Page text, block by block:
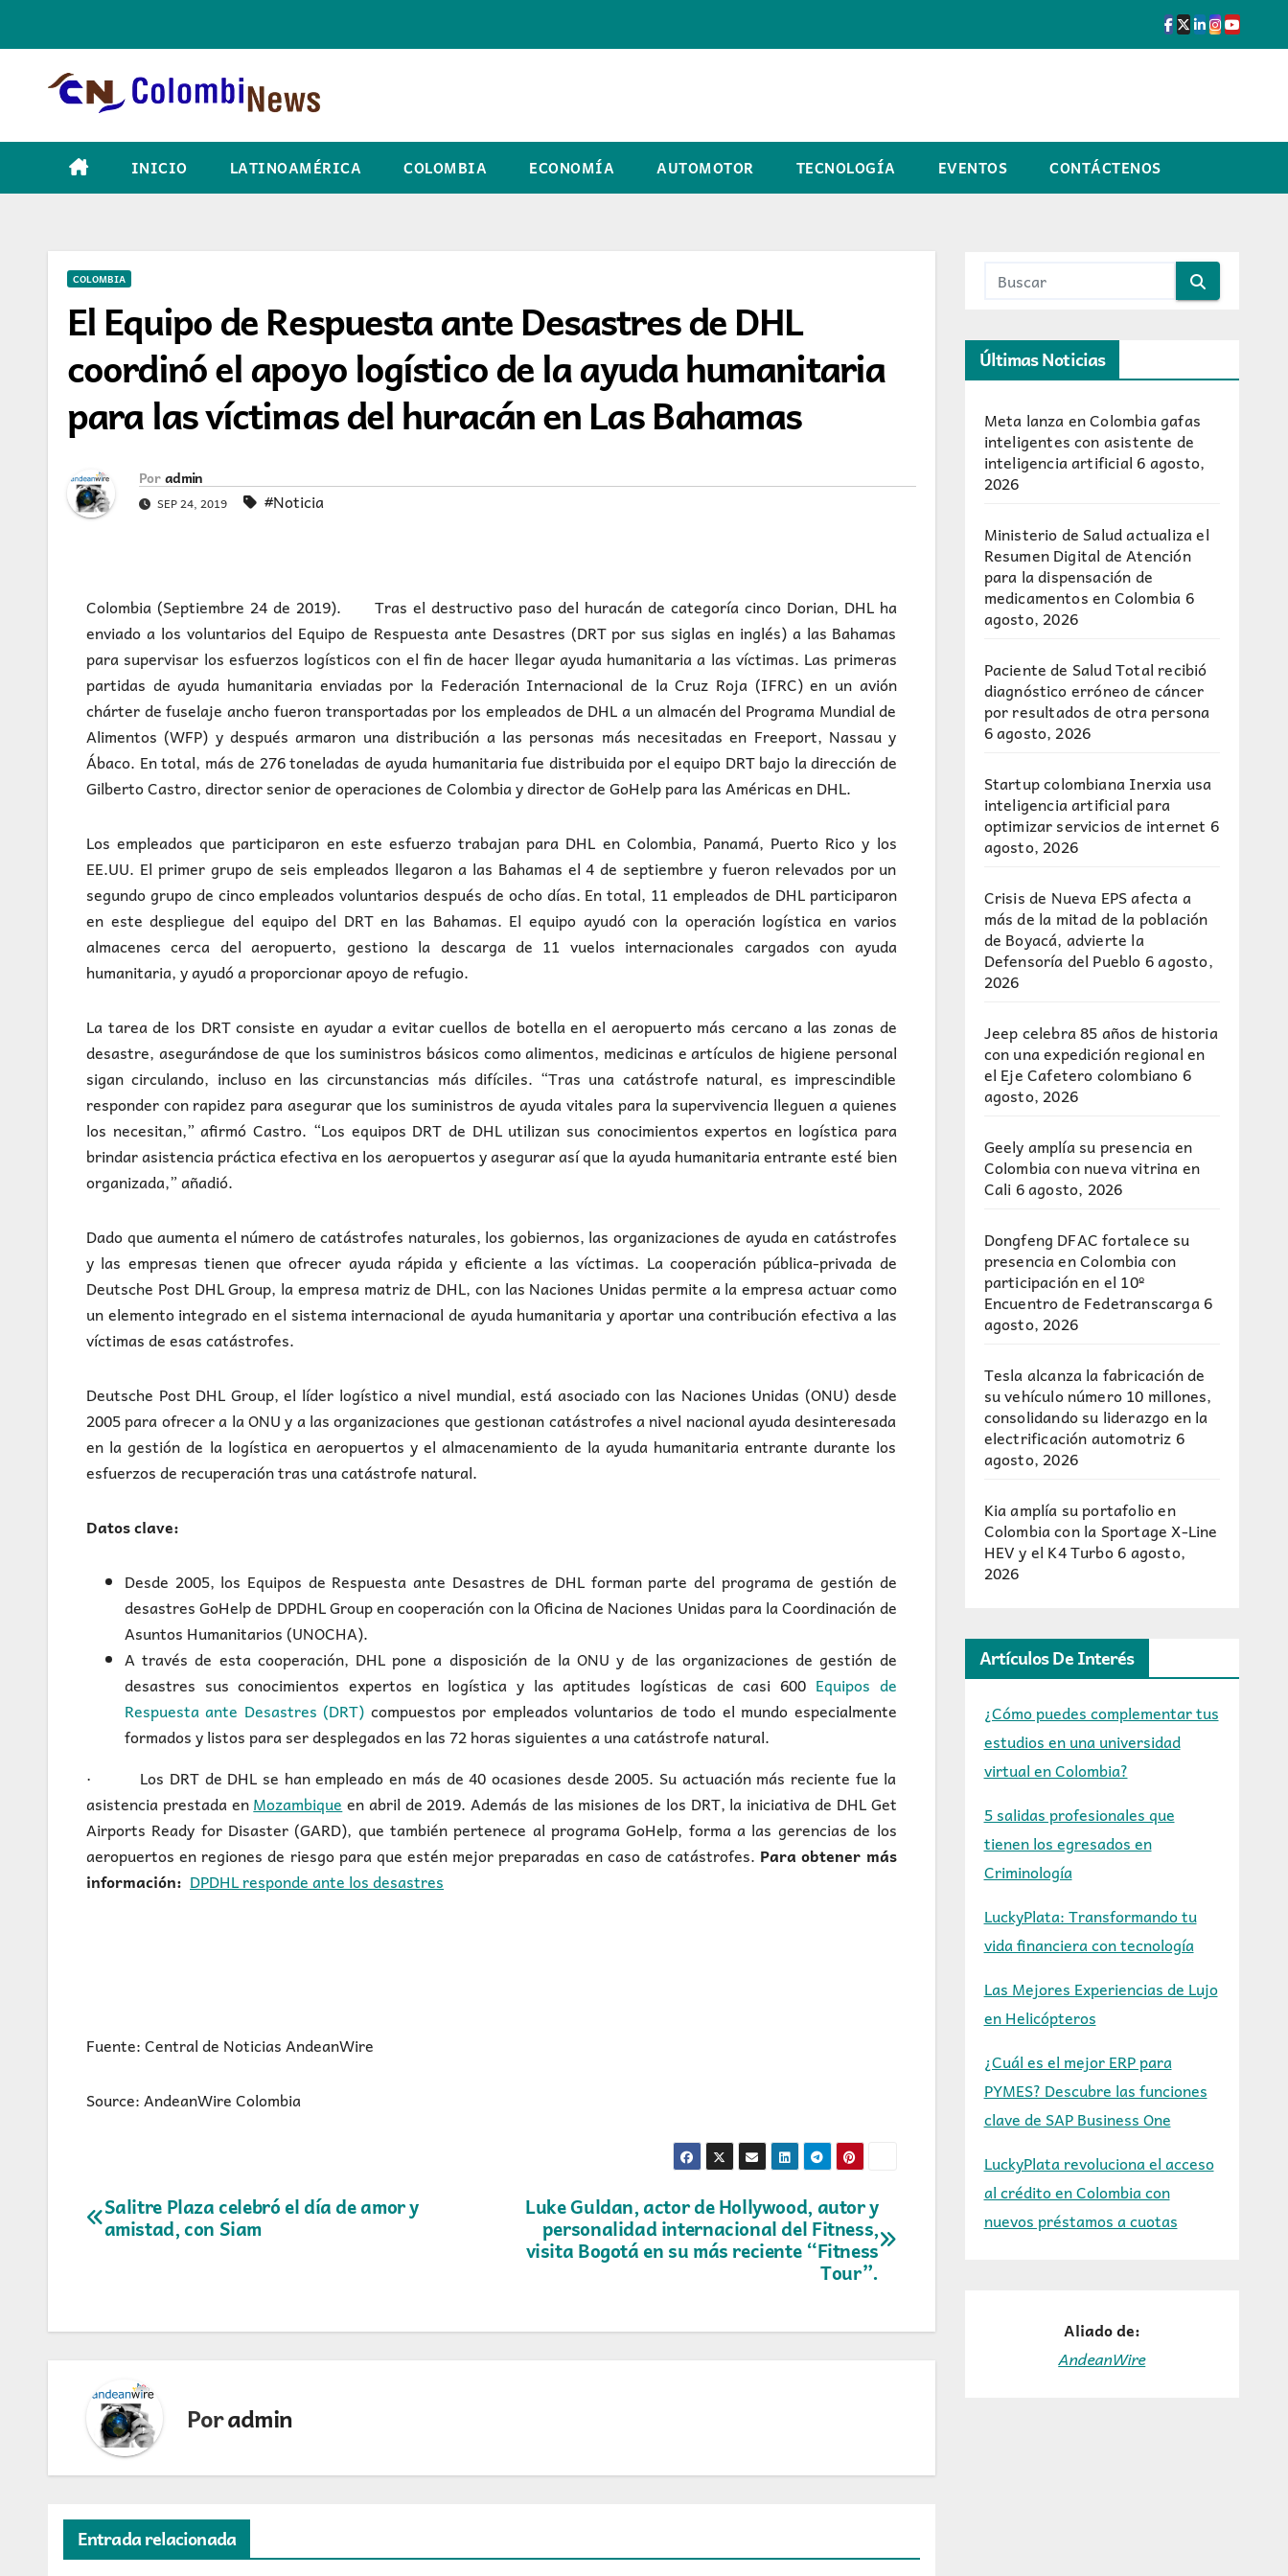
INICIO LATINOAMÉRICA COLOMBIA ECONOMÍA AUTOMOTOR TECNOLOGÍA EVENTOS CONTÁCTENOS
COLOMBIA
El Equipo de Respuesta ante Desastres de DHL
coordinó el apoyo logístico de la ayuda humanitaria
para las víctimas del huracán en Las Bahamas
Por admin
SEP 24, 2019 #Noticia
Colombia (Septiembre 24 de 2019). Tras el destructivo paso del huracán de categoría cinco Dorian, DHL ha
enviado a los voluntarios del Equipo de Respuesta ante Desastres (DRT por sus siglas en inglés) a las Bahamas
para supervisar los esfuerzos logísticos con el fin de hacer llegar ayuda humanitaria a las víctimas. Las primeras
partidas de ayuda humanitaria enviadas por la Federación Internacional de la Cruz Roja (IFRC) en un avión
chárter de fuselaje ancho fueron transportadas por los empleados de DHL a un almacén del Programa Mundial de
Alimentos (WFP) y después armaron una distribución a las personas más necesitadas en Freeport, Nassau y
Ábaco. En total, más de 276 toneladas de ayuda humanitaria fue distribuida por el equipo DRT bajo la dirección de
Gilberto Castro, director senior de operaciones de Colombia y director de GoHelp para las Américas en DHL.
Los empleados que participaron en este esfuerzo trabajan para DHL en Colombia, Panamá, Puerto Rico y los
EE.UU. El primer grupo de seis empleados llegaron a las Bahamas el 4 de septiembre y fueron relevados por un
segundo grupo de cinco empleados voluntarios después de ocho días. En total, 11 empleados de DHL participaron
en este despliegue del equipo del DRT en las Bahamas. El equipo ayudó con la operación logística en varios
almacenes cerca del aeropuerto, gestiono la descarga de 11 vuelos internacionales cargados con ayuda
humanitaria, y ayudó a proporcionar apoyo de refugio.
La tarea de los DRT consiste en ayudar a evitar cuellos de botella en el aeropuerto más cercano a las zonas de
desastre, asegurándose de que los suministros básicos como alimentos, medicinas e artículos de higiene personal
sigan circulando, incluso en las circunstancias más difíciles. “Tras una catástrofe natural, es imprescindible
responder con rapidez para asegurar que los suministros de ayuda vitales para la supervivencia lleguen a quienes
los necesitan,” afirmó Castro. “Los equipos DRT de DHL utilizan sus conocimientos expertos en logística para
brindar asistencia práctica efectiva en los aeropuertos y asegurar así que la ayuda humanitaria entrante esté bien
organizada,” añadió.
Dado que aumenta el número de catástrofes naturales, los gobiernos, las organizaciones de ayuda en catástrofes
y las empresas tienen que ofrecer ayuda rápida y eficiente a las víctimas. La cooperación pública-privada de
Deutsche Post DHL Group, la empresa matriz de DHL, con las Naciones Unidas permite a la empresa actuar como
un elemento integrado en el sistema internacional de ayuda humanitaria y aportar una contribución efectiva a las
víctimas de esas catástrofes.
Deutsche Post DHL Group, el líder logístico a nivel mundial, está asociado con las Naciones Unidas (ONU) desde
2005 para ofrecer a la ONU y a las organizaciones que gestionan catástrofes a nivel nacional ayuda desinteresada
en la gestión de la logística en aeropuertos y el almacenamiento de la ayuda humanitaria entrante durante los
esfuerzos de recuperación tras una catástrofe natural.
Datos clave:
Desde 2005, los Equipos de Respuesta ante Desastres de DHL forman parte del programa de gestión de
desastres GoHelp de DPDHL Group en cooperación con la Oficina de Naciones Unidas para la Coordinación de
Asuntos Humanitarios (UNOCHA).
A través de esta cooperación, DHL pone a disposición de la ONU y de las organizaciones de gestión de
desastres sus conocimientos expertos en logística y las aptitudes logísticas de casi 600 Equipos de
Respuesta ante Desastres (DRT) compuestos por empleados voluntarios de todo el mundo especialmente
formados y listos para ser desplegados en las 72 horas siguientes a una catástrofe natural.
· Los DRT de DHL se han empleado en más de 40 ocasiones desde 2005. Su actuación más reciente fue la
asistencia prestada enMozambique en abril de 2019. Además de las misiones de los DRT, la iniciativa de DHL Get
Airports Ready for Disaster (GARD), que también pertenece al programa GoHelp, forma a las gerencias de los
aeropuertos en regiones de riesgo para que estén mejor preparadas en caso de catástrofes. Para obtener más
información: DPDHL responde ante los desastres
Fuente: Central de Noticias AndeanWire
Source: AndeanWire Colombia
Navegación Luke Guldan, actor de Hollywood, autor y
personalidad internacional del Fitness,
visita Bogotá en su más reciente “Fitness
Tour”.
Salitre Plaza celebró el día de amor y
amistad, con Siam
Poradmin
Entrada relacionada
Últimas Noticias
Meta lanza en Colombia gafas
inteligentes con asistente de
inteligencia artificial 6 agosto,
2026
Ministerio de Salud actualiza el
Resumen Digital de Atención
para la dispensación de
medicamentos en Colombia6
agosto, 2026
Paciente de Salud Total recibió
diagnóstico erróneo de cáncer
por resultados de otra persona
6 agosto, 2026
Startup colombiana Inerxia usa
inteligencia artificial para
optimizar servicios de internet 6
agosto, 2026
Crisis de Nueva EPS afecta a
más de la mitad de la población
de Boyacá, advierte la
Defensoría del Pueblo6 agosto,
2026
Jeep celebra 85 años de historia
con una expedición regional en
el Eje Cafetero colombiano6
agosto, 2026
Geely amplía su presencia en
Colombia con nueva vitrina en
Cali 6 agosto, 2026
Dongfeng DFAC fortalece su
presencia en Colombia con
participación en el 10º
Encuentro de Fedetranscarga6
agosto, 2026
Tesla alcanza la fabricación de
su vehículo número 10 millones,
consolidando su liderazgo en la
electrificación automotriz6
agosto, 2026
Kia amplía su portafolio en
Colombia con la Sportage X-Line
HEV y el K4 Turbo6 agosto,
2026
Artículos De Interés
¿Cómo puedes complementar tus
estudios en una universidad
virtual en Colombia?
5 salidas profesionales que
tienen los egresados en
Criminología
LuckyPlata: Transformando tu
vida financiera con tecnología
Las Mejores Experiencias de Lujo
en Helicópteros
¿Cuál es el mejor ERP para
PYMES? Descubre las funciones
clave de SAP Business One
LuckyPlata revoluciona el acceso
al crédito en Colombia con
nuevos préstamos a cuotas
Aliado de:
AndeanWire